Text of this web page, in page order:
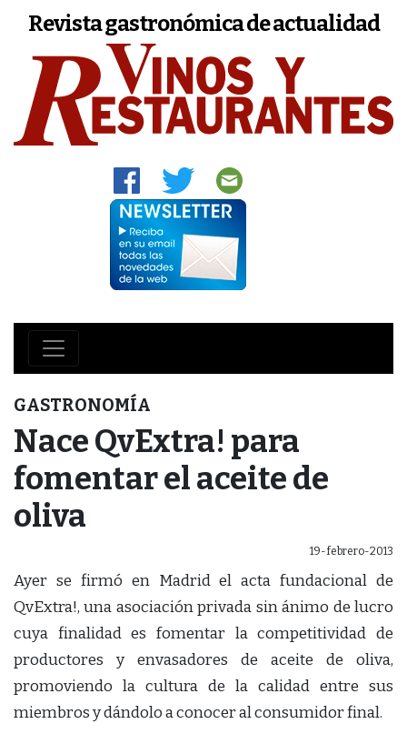
Revista gastronómica de actualidad
GASTRONOMÍA
Nace QvExtra! para
fomentar el aceite de
oliva
19-febrero-2013
Ayer se firmó en Madrid el acta fundacional de
QvExtra!, una asociación privada sin ánimo de lucro
cuya finalidad es fomentar la competitividad de
productores y envasadores de aceite de oliva,
promoviendo la cultura de la calidad entre sus
miembros y dándolo a conocer al consumidor final.